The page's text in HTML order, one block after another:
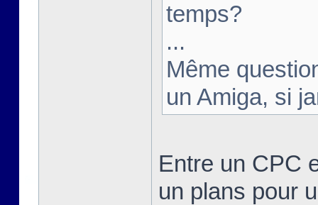
temps?
...
Même
un Amiga, si
Entre un CPC
un plans pour